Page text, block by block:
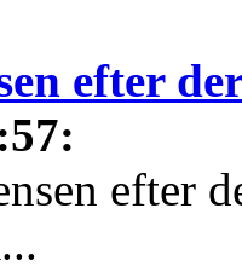
efter
:
efter